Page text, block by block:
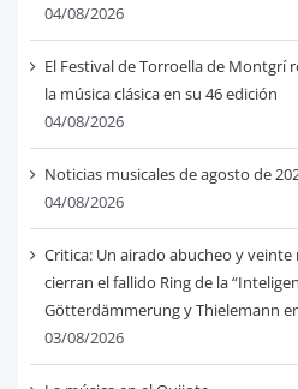
04/08/2026
El Festival de Torroella de Montgrí
la música clásica en su 46 edición
04/08/2026
Noticias musicales de agosto de
04/08/2026
Critica: Un airado abucheo y
cierran el fallido Ring de la
Götterdämmerung y Thielemann
03/08/2026